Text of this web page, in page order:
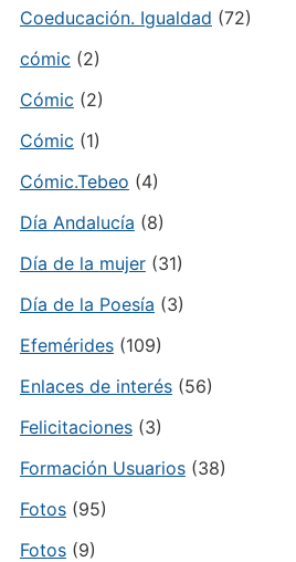
Coeducación. Igualdad (72)
cómic (2)
Cómic (2)
Cómic (1)
Cómic.Tebeo (4)
Día Andalucía (8)
Día de la mujer(31)
Día de la Poesía (3)
Efemérides(109)
Enlaces de interés(56)
Felicitaciones(3)
Formación Usuarios(38)
Fotos(95)
Fotos(9)